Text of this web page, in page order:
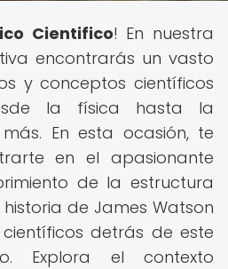
Cientifico! En nuestra
encontrarás un vasto
y conceptos científicos
la física hasta la
En esta ocasión, te
en el apasionante
de la estructura
de James Watson
detrás de este
Explora el contexto